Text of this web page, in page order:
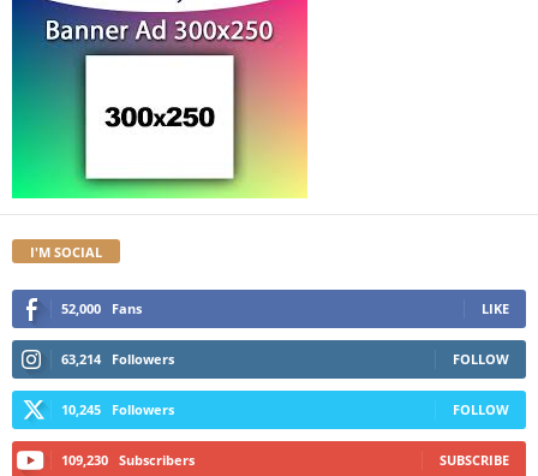
I'M SOCIAL
52,000 Fans LIKE
63,214 Followers FOLLOW
10,245 Followers FOLLOW
109,230 Subscribers SUBSCRIBE